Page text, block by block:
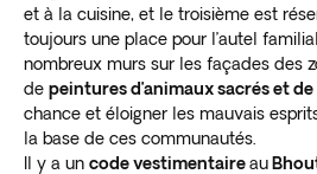
et à la cuisine, et le troisième est
toujours une place pour l’autel
nombreux murs sur les façades des
de peintures d’animaux sacrés et
chance et éloigner les mauvais
la base de ces communautés.
Il y a un code vestimentaireau